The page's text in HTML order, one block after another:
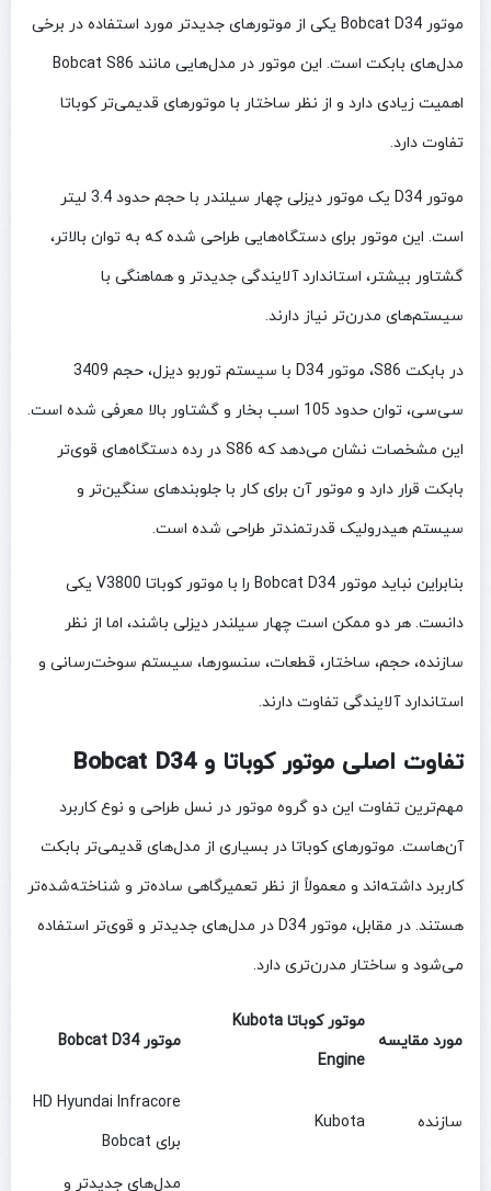
موتور Bobcat D34 یکی از موتورهای جدیدتر مورد استفاده در برخی
مدل‌های بابکت است. این موتور در مدل‌هایی مانند Bobcat S86
اهمیت زیادی دارد و از نظر ساختار با موتورهای قدیمی‌تر کوباتا
تفاوت دارد.
موتور D34 یک موتور دیزلی چهار سیلندر با حجم حدود 3.4 لیتر
است. این موتور برای دستگاه‌هایی طراحی شده که به توان بالاتر،
گشتاور بیشتر، استاندارد آلایندگی جدیدتر و هماهنگی با
سیستم‌های مدرن‌تر نیاز دارند.
در بابکت S86، موتور D34 با سیستم توربو دیزل، حجم 3409
سی‌سی، توان حدود 105 اسب بخار و گشتاور بالا معرفی شده است.
این مشخصات نشان می‌دهد که S86 در رده دستگاه‌های قوی‌تر
بابکت قرار دارد و موتور آن برای کار با جلوبندهای سنگین‌تر و
سیستم هیدرولیک قدرتمندتر طراحی شده است.
بنابراین نباید موتور Bobcat D34 را با موتور کوباتا V3800 یکی
دانست. هر دو ممکن است چهار سیلندر دیزلی باشند، اما از نظر
سازنده، حجم، ساختار، قطعات، سنسورها، سیستم سوخت‌رسانی و
استاندارد آلایندگی تفاوت دارند.
تفاوت اصلی موتور کوباتا و Bobcat D34
مهم‌ترین تفاوت این دو گروه موتور در نسل طراحی و نوع کاربرد
آن‌هاست. موتورهای کوباتا در بسیاری از مدل‌های قدیمی‌تر بابکت
کاربرد داشته‌اند و معمولاً از نظر تعمیرگاهی ساده‌تر و شناخته‌شده‌تر
هستند. در مقابل، موتور D34 در مدل‌های جدیدتر و قوی‌تر استفاده
می‌شود و ساختار مدرن‌تری دارد.
مورد مقایسه
موتور کوباتا Kubota
Engine
موتور Bobcat D34
سازنده Kubota
HD Hyundai Infracore
برای Bobcat
مدل‌های جدیدتر و